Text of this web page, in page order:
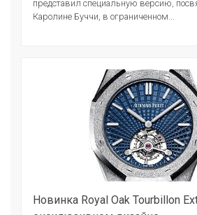
представил специальную версию,
Каролине Буччи, в ограниченном...
Новинка Royal Oak Tourbillon